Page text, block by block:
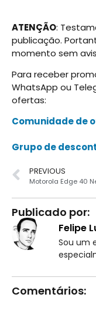
ATENÇÃO:
publicação.
momento sem
Para receber
WhatsApp ou
ofertas:
Comunidade de
Grupo de
PREVIOUS
Publicado por:
Felipe
Sou um
Comentários: